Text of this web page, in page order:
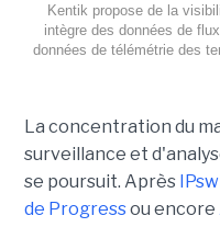
Kentik propose de la
intègre des données de
données de télémétrie des
La concentration du
surveillance et
se poursuit. Après
de Progressou encore